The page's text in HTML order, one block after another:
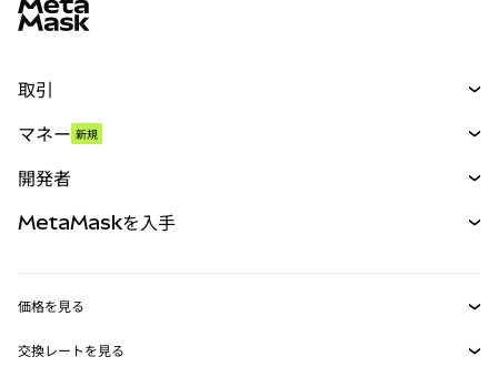
取引
パーペチュアル
RWA
マネー 新規
開発者
MetaMask Connect
MetaMaskを入手
価格を見る
イーサリアムの価格
交換レートを見る